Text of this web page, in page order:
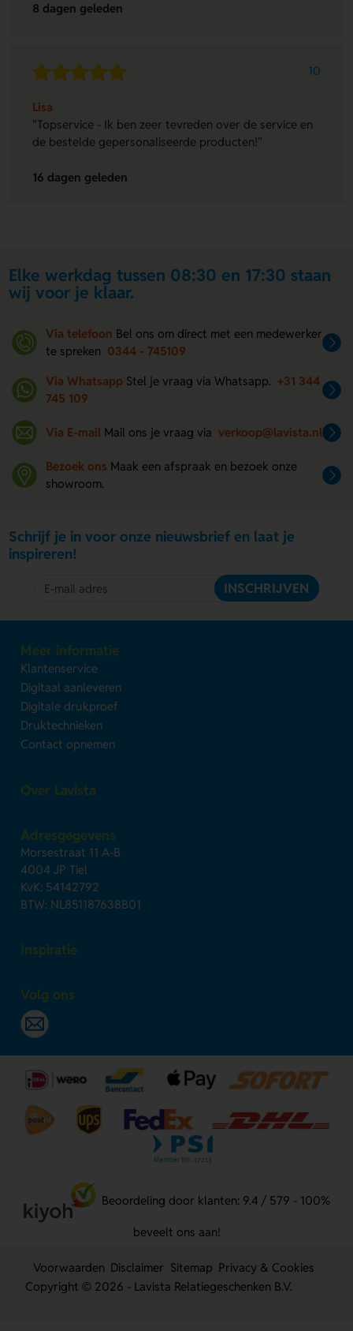
8 dagen geleden
10
Lisa
"Topservice - Ik ben zeer tevreden over de service en
de bestelde gepersonaliseerde producten!"
16 dagen geleden
Elke werkdag tussen 08:30 en 17:30 staan
wij voor je klaar.
Via telefoon Bel ons om direct met een medewerker
te spreken 0344 - 745109
Via Whatsapp Stel je vraag via Whatsapp. +31 344
745 109
Via E-mail Mail ons je vraag via verkoop@lavista.nl
Bezoek ons Maak een afspraak en bezoek onze
showroom.
Schrijf je in voor onze nieuwsbrief en laat je
inspireren!
INSCHRIJVEN
Meer informatie
Klantenservice
Digitaal aanleveren
Digitale drukproef
Druktechnieken
Contact opnemen
Over Lavista
Adresgegevens
Morsestraat 11 A-B
4004 JP Tiel
KvK: 54142792
BTW: NL851187638B01
Inspiratie
Volg ons
Beoordeling door klanten: 9.4 / 579 - 100%
beveelt ons aan!
Voorwaarden Disclaimer Sitemap Privacy & Cookies
Copyright © 2026 - Lavista Relatiegeschenken B.V.